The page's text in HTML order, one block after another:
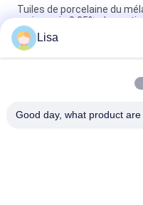
Tuiles de porcelaine du
moins puis 0,05%
Jet d'encre concret de
décoratif D.C.A. imprimant
Coloration accidentelle
Lisa
Good day, what product